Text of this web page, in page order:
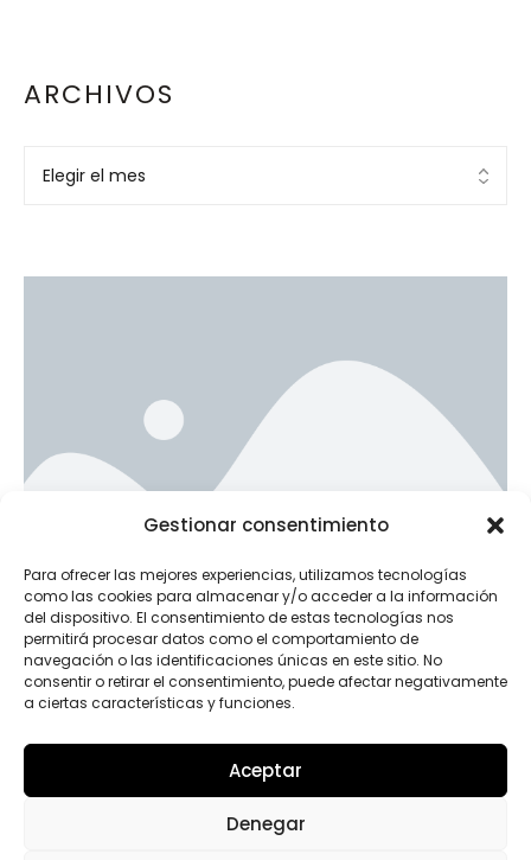
Gestionar consentimiento
Para ofrecer las mejores experiencias, utilizamos tecnologías
como las cookies para almacenar y/o acceder a la información
del dispositivo. El consentimiento de estas tecnologías nos
permitirá procesar datos como el comportamiento de
navegación o las identificaciones únicas en este sitio. No
consentir o retirar el consentimiento, puede afectar negativamente
a ciertas características y funciones.
Aceptar
Denegar
ARCHIVOS
Ad Banner